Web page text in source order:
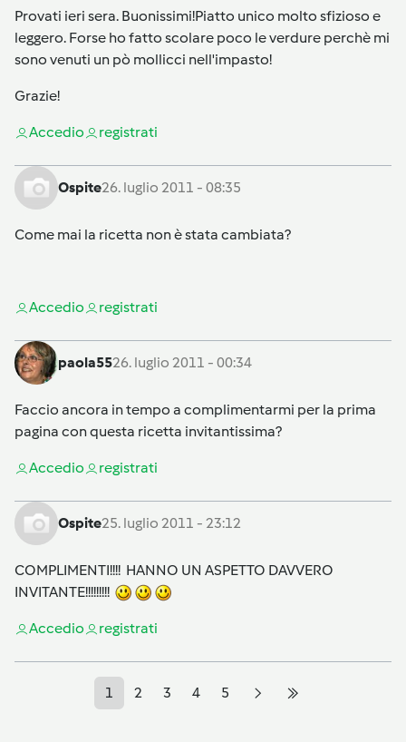
Provati ieri sera. Buonissimi!Piatto unico molto sfizioso e
leggero. Forse ho fatto scolare poco le verdure perchè mi
sono venuti un pò mollicci nell'impasto!
Grazie!
Accedio registrati
Ospite26. luglio 2011 - 08:35
Come mai la ricetta non è stata cambiata?
Accedio registrati
paola5526. luglio 2011 - 00:34
Faccio ancora in tempo a complimentarmi per la prima
pagina con questa ricetta invitantissima?
Accedio registrati
Ospite25. luglio 2011 - 23:12
COMPLIMENTI!!!! HANNO UN ASPETTO DAVVERO
INVITANTE!!!!!!!!!
Accedio registrati
1 2 3 4 5